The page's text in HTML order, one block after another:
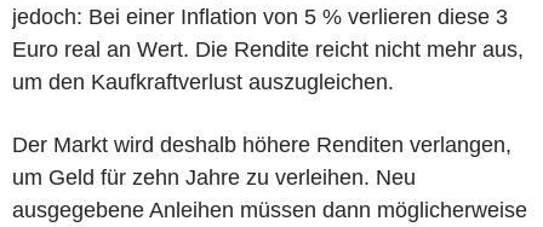
jedoch: Bei einer Inflation von 5 % verlieren diese 3
Euro real an Wert. Die Rendite reicht nicht mehr aus,
um den Kaufkraftverlust auszugleichen.
Der Markt wird deshalb höhere Renditen verlangen,
um Geld für zehn Jahre zu verleihen. Neu
ausgegebene Anleihen müssen dann möglicherweise